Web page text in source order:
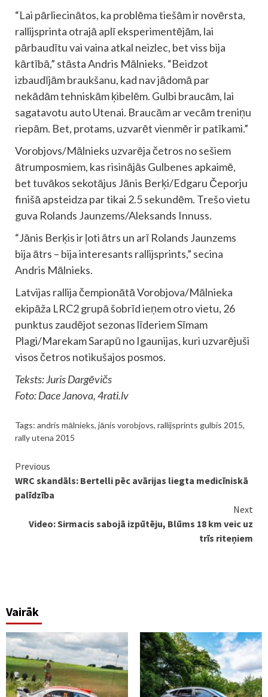
“Lai pārliecinātos, ka problēma tiešām ir novērsta,
rallijsprinta otrajā aplī eksperimentējām, lai
pārbaudītu vai vaina atkal neizlec, bet viss bija
kārtībā,” stāsta Andris Mālnieks. “Beidzot
izbaudījām braukšanu, kad nav jādomā par
nekādām tehniskām ķibelēm. Gulbi braucām, lai
sagatavotu auto Utenai. Braucām ar vecām treniņu
riepām. Bet, protams, uzvarēt vienmēr ir patīkami.”
Vorobjovs/Mālnieks uzvarēja četros no sešiem
ātrumposmiem, kas risinājās Gulbenes apkaimē,
bet tuvākos sekotājus Jānis Berķi/Edgaru Čeporju
finišā apsteidza par tikai 2.5 sekundēm. Trešo vietu
guva Rolands Jaunzems/Aleksands Innuss.
“Jānis Berķis ir ļoti ātrs un arī Rolands Jaunzems
bija ātrs – bija interesants rallijsprints,” secina
Andris Mālnieks.
Latvijas rallija čempionātā Vorobjova/Mālnieka
ekipāža LRC2 grupā šobrīd ieņem otro vietu, 26
punktus zaudējot sezonas līderiem Sīmam
Plagi/Marekam Sarapū no Igaunijas, kuri uzvarējuši
visos četros notikušajos posmos.
Teksts: Juris Dargēvičs
Foto: Dace Janova, 4rati.lv
Tags: andris mālnieks, jānis vorobjovs, rallijsprints gulbis 2015,
rally utena 2015
Continue
Reading
Previous
WRC skandāls: Bertelli pēc avārijas liegta medicīniskā
palīdzība
Next
Video: Sirmacis sabojā izpūtēju, Blūms 18 km veic uz
trīs riteņiem
Vairāk